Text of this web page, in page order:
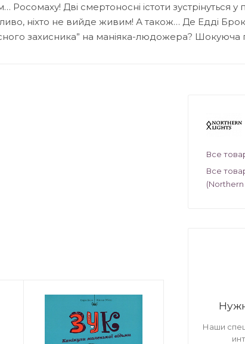
Росомаху! Дві смертоносні істоти зустрінуться у
ніхто не вийде живим! А також… Де Едді
захисника” на маніяка-людожера?
Все
Все
(Northern
Наши